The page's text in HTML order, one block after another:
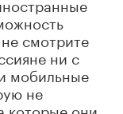
смотрите
ни с
мобильные
не
которые они